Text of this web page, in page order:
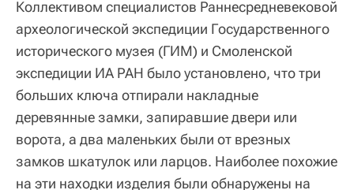
Коллективом специалистов Раннесредневековой
археологической экспедиции Государственного
исторического музея (ГИМ) и Смоленской
экспедиции ИА РАН было установлено, что три
больших ключа отпирали накладные
деревянные замки, запиравшие двери или
ворота, а два маленьких были от врезных
замков шкатулок или ларцов. Наиболее похожие
на эти находки изделия были обнаружены на